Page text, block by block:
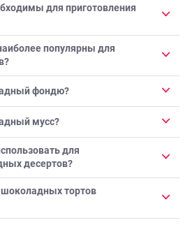
для приготовления
популярны для
фондю?
мусс?
для
десертов?
тортов